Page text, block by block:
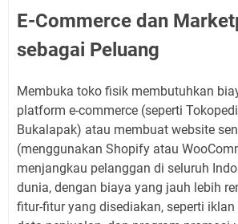
E-Commerce dan
sebagai Peluang
Membuka toko fisik membutuhkan
platform e-commerce (seperti
Bukalapak) atau membuat website
(menggunakan Shopify atau
menjangkau pelanggan di seluruh
dunia, dengan biaya yang jauh lebih
fitur-fitur yang disediakan, seperti